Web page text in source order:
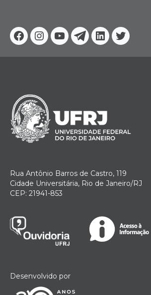
Facebook
Instagram
YoutubeTelegram
Linkedin
Twitter
Rua Antônio Barros de Castro, 119
Cidade Universitária, Rio de Janeiro/RJ
CEP: 21941-853
Desenvolvido por